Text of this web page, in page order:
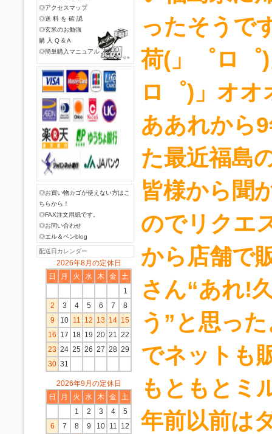
◎アクセスマップ
◎送 料 を 確 認
◎玄米のお勉強
購 入 Q & A
◎簡単購入マニュアル
◎お買い物カゴが使えない方はこ
ちらから！
◎FAX注文用紙です。
◎お問い合わせ
◎エル＆ベンblog
配送日カレンダー
2026年8月の定休日
日
月 火 水 木 金 土
1
2
3 4 5 6 7
8
9
10 11 12 13 14 15
16 17 18 19 20 21 22
23 24 25 26 27 28 29
30 31
2026年9月の定休日
日
月 火 水 木 金 土
1
2 3 4
5
6
7 8 9 10 11 12
ったそうで
荷(」゜ロ゜
ロ゜)」オ
ああれから
た最近福島
皆様から聞
のでリクエ
から店舗で
さん“あれ!
う”と思っ
でネットも
もともとミ
年前以前は